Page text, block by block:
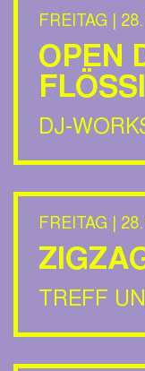
FREITAG |
OPEN
FLÖSSI
DJ-
FREITAG |
TREFF